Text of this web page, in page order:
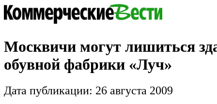
Москвичи могут лишиться
обувной фабрики «Луч»
Дата публикации: 26 августа 2009